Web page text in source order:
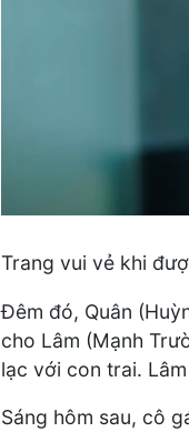
Trang vui vẻ khi
Đêm đó, Quân
cho Lâm (Mạnh
lạc với con trai.
Sáng hôm sau, cô